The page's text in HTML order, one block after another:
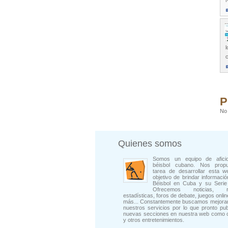
Quienes somos
Somos un equipo de
béisbol cubano. Nos
tarea de desarrollar esta
objetivo de brindar
Béisbol en Cuba y su Serie
Ofrecemos noticias,
estadísticas, foros de debate, juegos
más... Constantemente buscamos
nuestros servicios por lo que pronto
nuevas secciones en nuestra web como
y otros entretenimientos.